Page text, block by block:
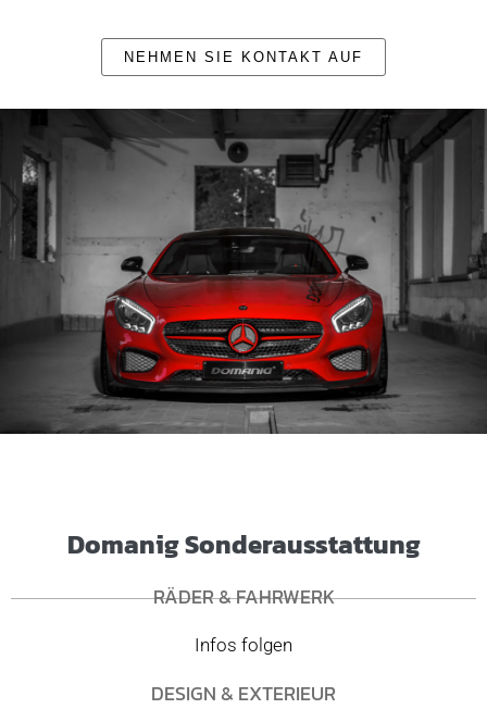
NEHMEN SIE KONTAKT AUF
Domanig Sonderausstattung
RÄDER & FAHRWERK
Infos folgen
DESIGN & EXTERIEUR